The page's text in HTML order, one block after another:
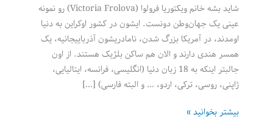
شاید بشه خانم ویکتوریا فرولوا (Victoria Frolova) رو نمونه
عینی یک جهان‌وطن دونست. ایشون در کشور اوکراین به دنیا
اومدند، در آمریکا بزرگ شدن، نامادریشون آذرباییجانیه، یک
همسر هندی دارند و الان هم ساکن بلژیک هستند. از اون
جالبتر اینکه به 18 زبان دنیا (انگلیسی، فرانسه، ایتالیایی،
ژاپنی، روسی، ترکی، اردو، … و البته فارسی) […]
از
بیشتر بخوانید »